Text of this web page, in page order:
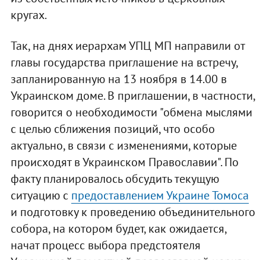
кругах.
Так, на днях иерархам УПЦ МП направили от
главы государства приглашение на встречу,
запланированную на 13 ноября в 14.00 в
Украинском доме. В приглашении, в частности,
говорится о необходимости "обмена мыслями
с целью сближения позиций, что особо
актуально, в связи с изменениями, которые
происходят в Украинском Православии". По
факту планировалось обсудить текущую
ситуацию с предоставлением Украине Томоса
и подготовку к проведению объединительного
собора, на котором будет, как ожидается,
начат процесс выбора предстоятеля